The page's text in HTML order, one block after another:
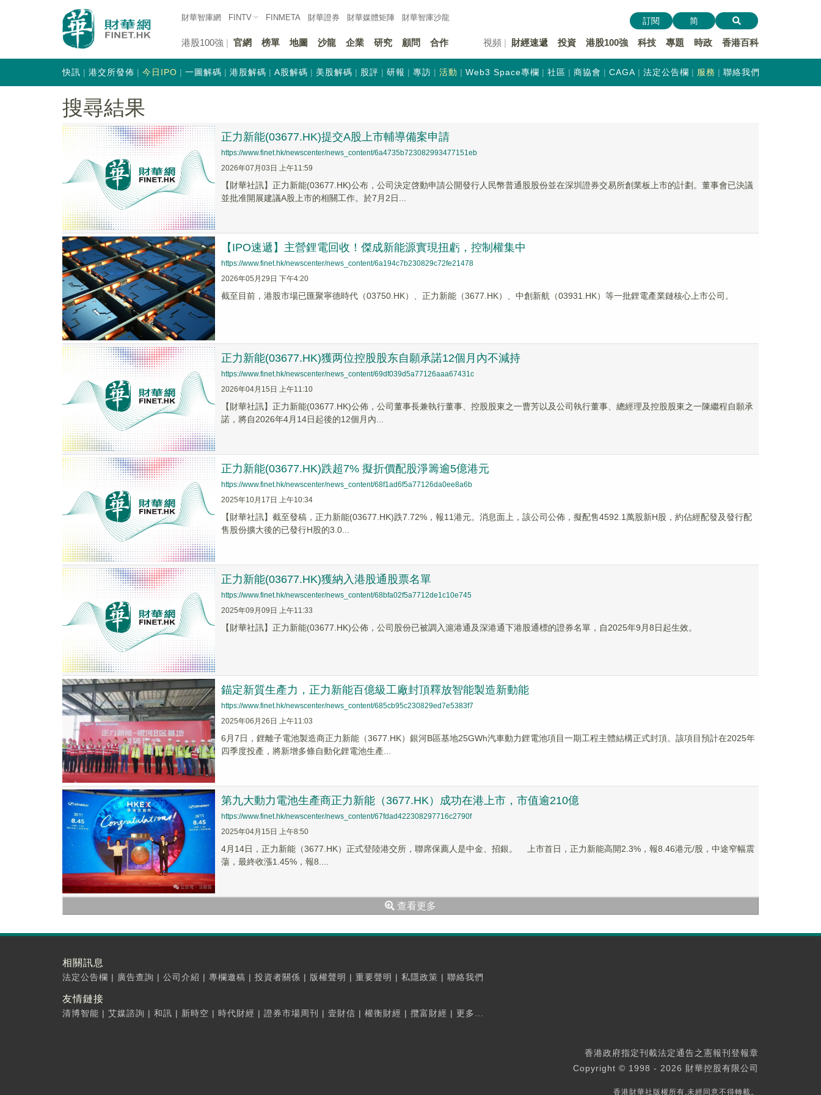
財華智庫網 FINTV FINMETA 財華證券 財華媒體矩陣 財華智庫沙龍
港股100強 官網 榜單 地圖 沙龍 企業 研究 顧問 合作 視頻 財經速遞 投資 港股100強 科技 專題 時政 香港百科
訂閱 简
快訊 港交所發佈 今日IPO 一圖解碼 港股解碼 A股解碼 美股解碼 股評 研報 專訪 活動 Web3 Space專欄 社區 商協會 CAGA 法定公告欄 服務 聯絡我們
搜尋結果
正力新能(03677.HK)提交A股上市輔導備案申請
https://www.finet.hk/newscenter/news_content/6a4735b723082993477151eb
2026年07月03日 上午11:59
【財華社訊】正力新能(03677.HK)公布，公司決定啓動申請公開發行人民幣普通股股份並在深圳證券交易所創業板上市的計劃。董事會已決議
並批准開展建議A股上市的相關工作。於7月2日...
【IPO速遞】主營鋰電回收！傑成新能源實現扭虧，控制權集中
https://www.finet.hk/newscenter/news_content/6a194c7b230829c72fe21478
2026年05月29日 下午4:20
截至目前，港股市場已匯聚寧德時代（03750.HK）、正力新能（3677.HK）、中創新航（03931.HK）等一批鋰電產業鏈核心上市公司。
正力新能(03677.HK)獲两位控股股东自願承諾12個月內不減持
https://www.finet.hk/newscenter/news_content/69df039d5a77126aaa67431c
2026年04月15日 上午11:10
【財華社訊】正力新能(03677.HK)公佈，公司董事長兼執行董事、控股股東之一曹芳以及公司執行董事、總經理及控股股東之一陳繼程自願承
諾，將自2026年4月14日起後的12個月內...
正力新能(03677.HK)跌超7% 擬折價配股淨籌逾5億港元
https://www.finet.hk/newscenter/news_content/68f1ad6f5a77126da0ee8a6b
2025年10月17日 上午10:34
【財華社訊】截至發稿，正力新能(03677.HK)跌7.72%，報11港元。消息面上，該公司公佈，擬配售4592.1萬股新H股，約佔經配發及發行配
售股份擴大後的已發行H股的3.0...
正力新能(03677.HK)獲納入港股通股票名單
https://www.finet.hk/newscenter/news_content/68bfa02f5a7712de1c10e745
2025年09月09日 上午11:33
【財華社訊】正力新能(03677.HK)公佈，公司股份已被調入滬港通及深港通下港股通標的證券名單，自2025年9月8日起生效。
錨定新質生產力，正力新能百億級工廠封頂釋放智能製造新動能
https://www.finet.hk/newscenter/news_content/685cb95c230829ed7e5383f7
2025年06月26日 上午11:03
6月7日，鋰離子電池製造商正力新能（3677.HK）銀河B區基地25GWh汽車動力鋰電池項目一期工程主體結構正式封頂。該項目預計在2025年
四季度投產，將新增多條自動化鋰電池生產...
第九大動力電池生產商正力新能（3677.HK）成功在港上市，市值逾210億
https://www.finet.hk/newscenter/news_content/67fdad422308297716c2790f
2025年04月15日 上午8:50
4月14日，正力新能（3677.HK）正式登陸港交所，聯席保薦人是中金、招銀。 上市首日，正力新能高開2.3%，報8.46港元/股，中途窄幅震
蕩，最終收漲1.45%，報8....
查看更多
相關訊息
法定公告欄 | 廣告查詢 | 公司介紹 | 專欄邀稿 | 投資者關係 | 版權聲明 | 重要聲明 | 私隱政策 | 聯絡我們
友情鏈接
清博智能 | 艾媒諮詢 | 和訊 | 新時空 | 時代財經 | 證券市場周刊 | 壹財信 | 權衡財經 | 攬富財經 | 更多...
香港政府指定刊載法定通告之憲報刊登報章
Copyright © 1998 - 2026 財華控股有限公司
香港財華社版權所有,未經同意不得轉載。